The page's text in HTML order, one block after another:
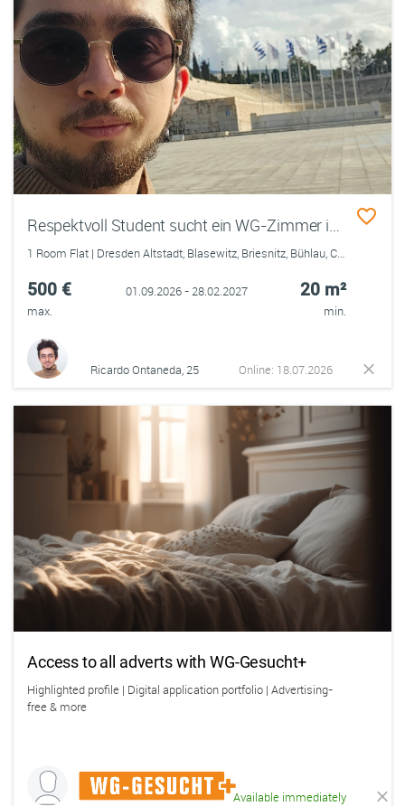
Respektvoll Student sucht ein WG-Zimmer im Dresden von Sep 2026 bis Feb 2027
1 Room Flat | Dresden Altstadt, Blasewitz, Briesnitz, Bühlau, Cotta, Dresdner Heide, Friedrichstadt, Gittersee, Gorbitz, Großzschachwitz, Gruna, Hellerau, Hellerberge, Industriegelände, Johannstadt, Kaditz, Kleinpestitz, Kleinzschachwitz, Klotzsche, Langebrück, Laubegast, Leuben, Leubnitz-Neuostra, Löbtau, Lockwitz, Loschwitz, Mickten, Naußlitz, Neustadt, Niedersedlitz, Pieschen, Pillnitz, Plauen, Prohlis, Reick, Seidnitz, Strehlen, Striesen, Südvorstadt, Tolkewitz, Trachau, Trachenberge, Zschertnitz, Albertstadt, Alt-Leuteritz, Altfranken, Äußere Neustadt, Borsberg, Brabschütz, Bühlau/Weißer Hirsch, Coschütz/Gittersee, Cossebaude, Dresdener Heide, Eichbusch, Gompitz, Gönnsdorf, Gorbitz-Nord/Neu-Omsewitz, Gorbitz-Ost, Gorbitz-Süd, Großluga, Hellerau/Wilschdorf, Hosterwitz/Pillnitz, Industriegebiet Klotzsche, Innere Altstadt, Innere Neustadt, Johannstadt-Nord, Johannstadt-Süd, Kauscha, Kleinpestitz/Mockritz, Leipziger Vorstadt, Löbtau-Nord, Löbtau-Süd, Loschwitz/Wachwitz, Malschendorf, Marsdorf, Mobschatz, Niederwartha, Oberwartha, Ockerwitz, Pappritz, Pennrich, Pieschen-Nord/Trachenberge, Pieschen-Süd, Pirnaische Vorstadt, Podemus, Prohlis-Nord, Prohlis-Süd, Räcknitz/Zschertnitz, Radeberger Vorstadt, Rähnitz, Reitzendorf, Schullwitz, Seevorstadt-Ost/Großer Garten, Seidnitz/Dobritz, Striesen-Ost, Striesen-Süd, Striesen-West, Südvorstadt-Ost, Südvorstadt-West, Tolkewitz/Seidnitz-Nord, Unkersdorf, Weixdorf, Wilsdruffer Vorstadt/Seevorstadt-West, Zöllmen
500 €
max.
01.09.2026 - 28.02.2027 20 m²
min.
Ricardo Ontaneda, 25 Online: 18.07.2026
Access to all adverts with WG-Gesucht+
Highlighted profile | Digital application portfolio | Advertising-
free & more
Available immediately